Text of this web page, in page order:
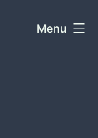
Menu